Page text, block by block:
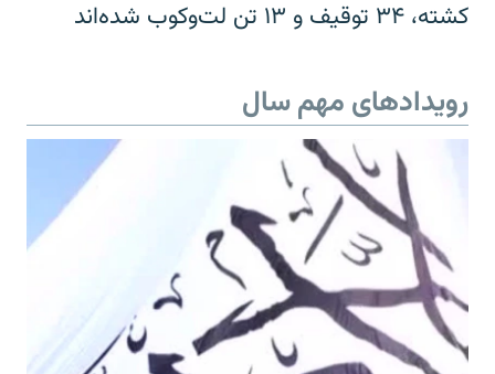
کشته، ۳۴ توقیف و ۱۳ تن لت‌وکوب شده‌اند
رویدادهای مهم سال